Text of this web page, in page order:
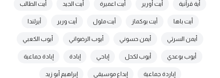
أية قرآنية أيت أورير أيت اعميرة أيت الجيد أيت الطالب
أيت باها أيت بوكماز أيت ملول أيت ورير أيرلندا
أيمن السرتي أيمن حسوني أيوب الرضواني أيوب الكعبي
أيوب بوعدي أيوب لكحل إباحي إبادة إبادة جماعية
إباردة جماعية إبداع موسيقي إبراهيم أبو زيد